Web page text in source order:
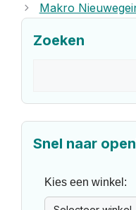
Makro
Zoeken
Snel naar
Kies een winkel: